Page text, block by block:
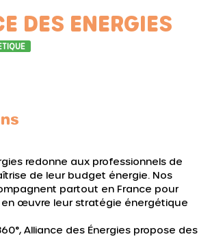
DES ENERGIES
redonne aux professionnels de
de leur budget énergie. Nos
partout en France pour
œuvre leur stratégie énergétique
Alliance des Énergies propose des